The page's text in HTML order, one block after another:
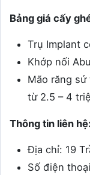
Bảng giá cấy
Trụ Implant
Khớp nối
Mão răng
từ 2.5 – 4
Thông tin liên hệ:
Địa chỉ: 19
Số điện